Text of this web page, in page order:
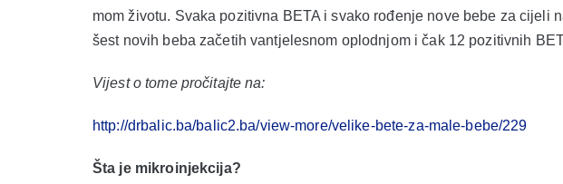
mom životu. Svaka pozitivna BETA i svako rođenje nove bebe za
šest novih beba začetih vantjelesnom oplodnjom i čak 12 pozitivnih
Vijest o tome pročitajte na:
http://drbalic.ba/balic2.ba/view-more/velike-bete-za-male-bebe/229
Šta je mikroinjekcija?